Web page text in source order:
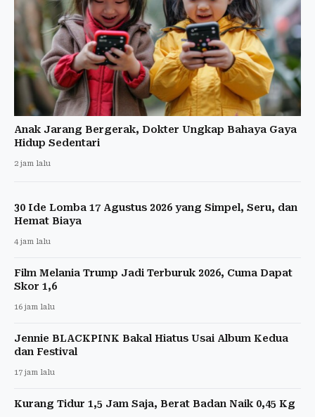
Anak Jarang Bergerak, Dokter Ungkap Bahaya Gaya
Hidup Sedentari
2 jam lalu
30 Ide Lomba 17 Agustus 2026 yang Simpel, Seru, dan
Hemat Biaya
4 jam lalu
Film Melania Trump Jadi Terburuk 2026, Cuma Dapat
Skor 1,6
16 jam lalu
Jennie BLACKPINK Bakal Hiatus Usai Album Kedua
dan Festival
17 jam lalu
Kurang Tidur 1,5 Jam Saja, Berat Badan Naik 0,45 Kg